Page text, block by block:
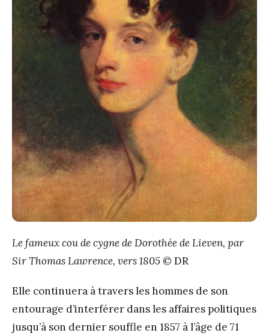
Le fameux cou de cygne de Dorothée de Lieven, par
Sir Thomas Lawrence, vers 1805 © DR
Elle continuera à travers les hommes de son
entourage d’interférer dans les affaires politiques
jusqu’à son dernier souffle en 1857 à l’âge de 71